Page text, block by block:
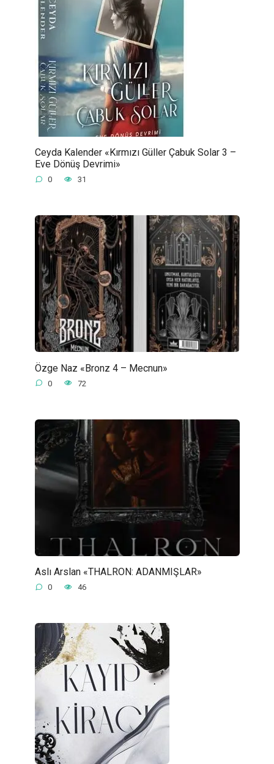
Ceyda Kalender «Kırmızı Güller Çabuk Solar 3 –
Eve Dönüş Devrimi»
0 31
Özge Naz «Bronz 4 – Mecnun»
0 72
Aslı Arslan «THALRON: ADANMIŞLAR»
0 46